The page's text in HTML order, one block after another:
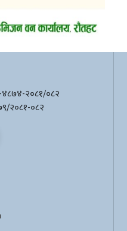
-४८७४-२०८१/०८२
२०८१-०८२